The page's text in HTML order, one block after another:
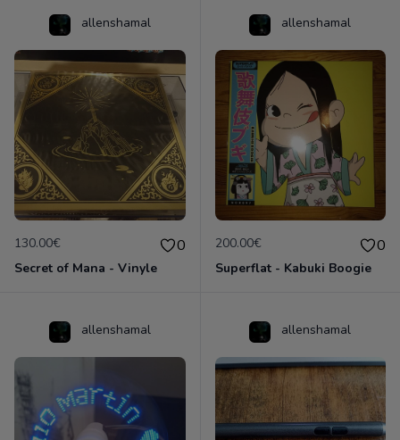
allenshamal
130.00€ 0
Secret of Mana - Vinyle
allenshamal
200.00€ 0
Superflat - Kabuki Boogie
allenshamal allenshamal